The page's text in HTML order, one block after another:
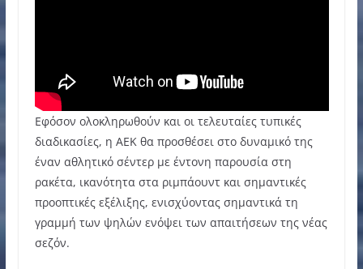
Εφόσον ολοκληρωθούν και οι τελευταίες τυπικές
διαδικασίες, η ΑΕΚ θα προσθέσει στο δυναμικό της
έναν αθλητικό σέντερ με έντονη παρουσία στη
ρακέτα, ικανότητα στα ριμπάουντ και σημαντικές
προοπτικές εξέλιξης, ενισχύοντας σημαντικά τη
γραμμή των ψηλών ενόψει των απαιτήσεων της νέας
σεζόν.